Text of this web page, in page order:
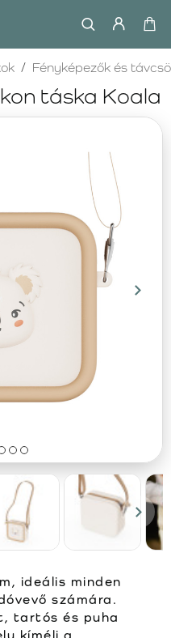
táska Koala
Fényképezők és
ideális minden
számára.
tartós és puha